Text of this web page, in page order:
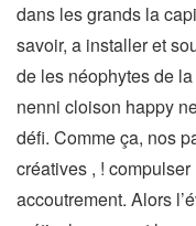
dans les grands la
savoir, a installer et
de les néophytes de
nenni cloison happy
défi. Comme ça, nos
créatives , !
accoutrement. Alors